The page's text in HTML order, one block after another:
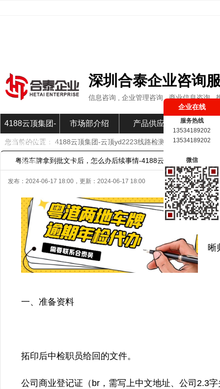
深圳合泰企业咨询
信息咨询 , 企业管理咨询 , 商业信息咨询 ,
4188云顶集团-
云顶yd2223线路
检测
市场部介绍 产品供应 市场部
您当前的位置： 4188云顶集团-云顶yd2223线路检测 市场部新闻»
粤港车牌拿到批文卡后，怎么办后续事情-4188云顶集团
发布： 2024-06-17 18:00 ，更新： 2024-06-17 18:00
粤
晰
一、准备资料
拓印后中检职员给回的文件。
公司商业登记证（br，需写上中文地址、公司2.3
企业在线
服务热线
13534189202
13534189202
微信